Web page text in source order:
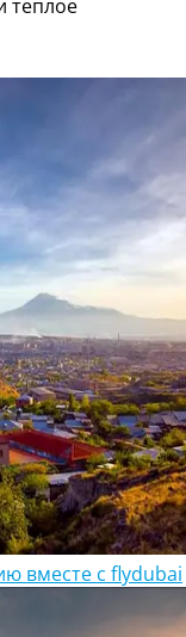
теплое
вместе с flydubai